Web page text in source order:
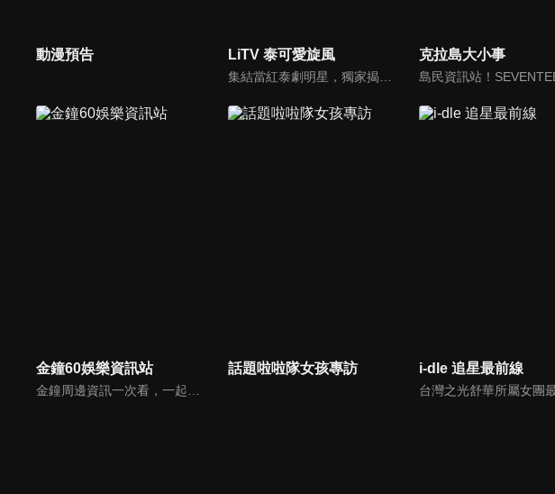
動漫預告 LiTV 泰可愛旋風 克拉島大小事
金鐘60娛樂資訊站
金鐘周邊資訊一次看，一起預測金鐘得主！
話題啦啦隊女孩專訪 i-dle 追星最前線